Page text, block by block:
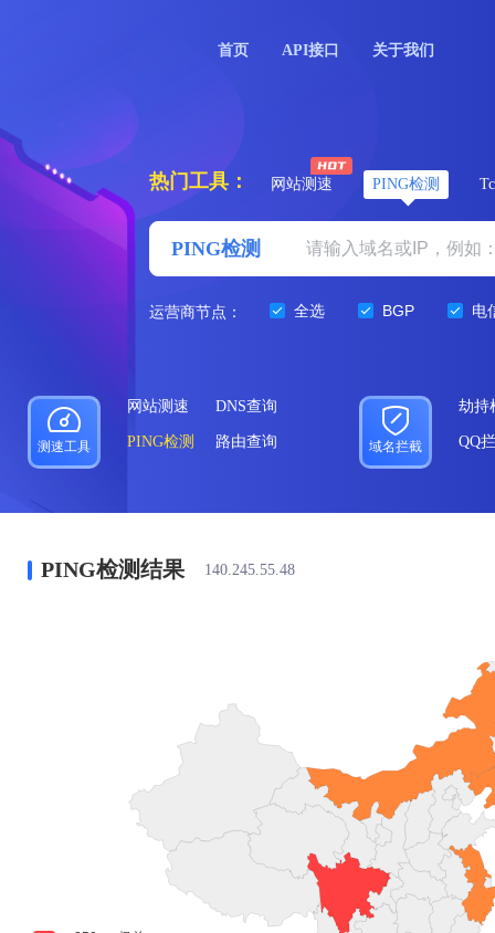
首页 API接口 关于我们
热门工具： 网站测速 PING检测
PING检测
运营商节点： 全选 BGP 电
测速工具
网站测速 DNS查询
PING检测 路由查询 域名拦截
劫持
QQ
PING检测结果 140.245.55.48